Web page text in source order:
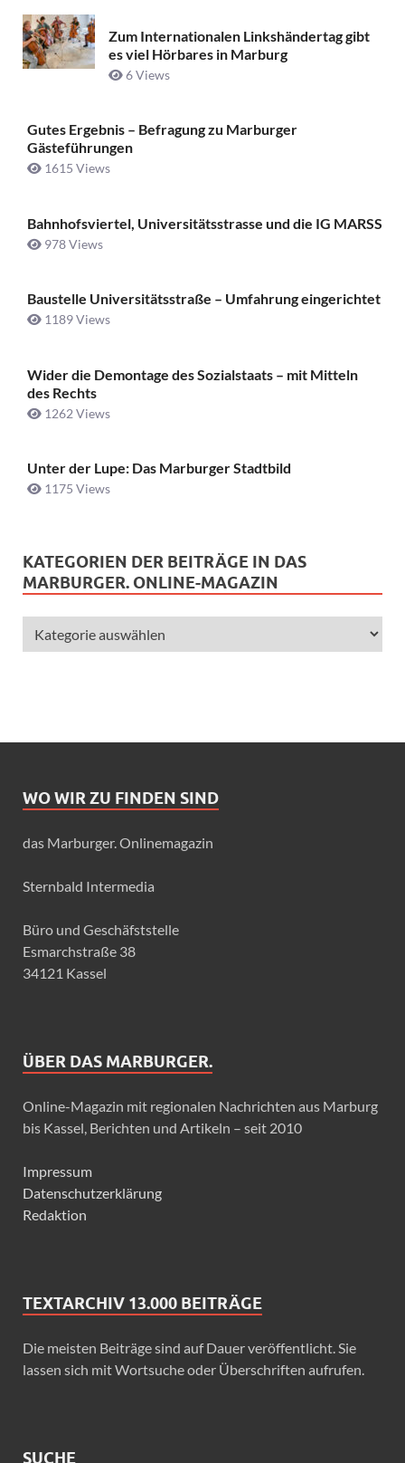
Zum Internationalen Linkshändertag gibt
es viel Hörbares in Marburg
6 Views
Gutes Ergebnis – Befragung zu Marburger
Gästeführungen
1615 Views
Bahnhofsviertel, Universitätsstrasse und die IG MARSS
978 Views
Baustelle Universitätsstraße ­– Umfahrung eingerichtet
1189 Views
Wider die Demontage des Sozialstaats – mit Mitteln
des Rechts
1262 Views
Unter der Lupe: Das Marburger Stadtbild
1175 Views
KATEGORIEN DER BEITRÄGE IN DAS
MARBURGER. ONLINE-MAGAZIN
WO WIR ZU FINDEN SIND
das Marburger. Onlinemagazin
Sternbald Intermedia
Büro und Geschäfststelle
Esmarchstraße 38
34121 Kassel
ÜBER DAS MARBURGER.
Online-Magazin mit regionalen Nachrichten aus Marburg
bis Kassel, Berichten und Artikeln – seit 2010
Impressum
Datenschutzerklärung
Redaktion
TEXTARCHIV 13.000 BEITRÄGE
Die meisten Beiträge sind auf Dauer veröffentlicht. Sie
lassen sich mit Wortsuche oder Überschriften aufrufen.
SUCHE